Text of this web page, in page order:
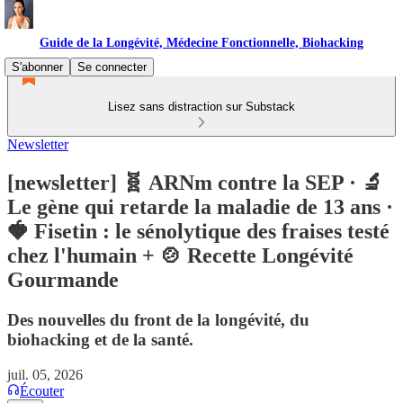
Guide de la Longévité, Médecine Fonctionnelle, Biohacking
S'abonner
Se connecter
Lisez sans distraction sur Substack
Newsletter
[newsletter] 🧬 ARNm contre la SEP · 🔬
Le gène qui retarde la maladie de 13 ans ·
🍓 Fisetin : le sénolytique des fraises testé
chez l'humain + 🍲 Recette Longévité
Gourmande
Des nouvelles du front de la longévité, du
biohacking et de la santé.
juil. 05, 2026
Écouter